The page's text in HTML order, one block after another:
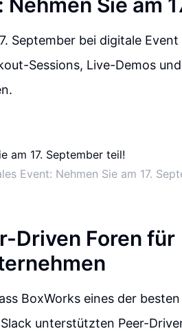
September bei digitale
Sessions, Live-Demos
Event: Nehmen Sie am 17.
Driven Foren für
BoxWorks eines der
unterstützten Peer-